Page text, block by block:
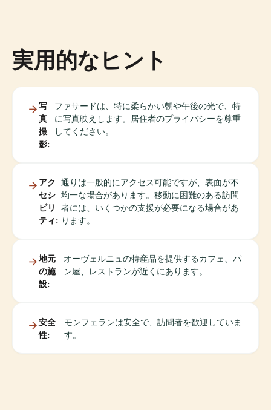
実用的なヒント
写
真
撮
影:
ファサードは、特に柔らかい朝や午後の光で、特
に写真映えします。居住者のプライバシーを尊重
してください。
アク
セシ
ビリ
ティ:
通りは一般的にアクセス可能ですが、表面が不
均一な場合があります。移動に困難のある訪問
者には、いくつかの支援が必要になる場合があ
ります。
地元
の施
設:
オーヴェルニュの特産品を提供するカフェ、パ
ン屋、レストランが近くにあります。
安全
性:
モンフェランは安全で、訪問者を歓迎していま
す。